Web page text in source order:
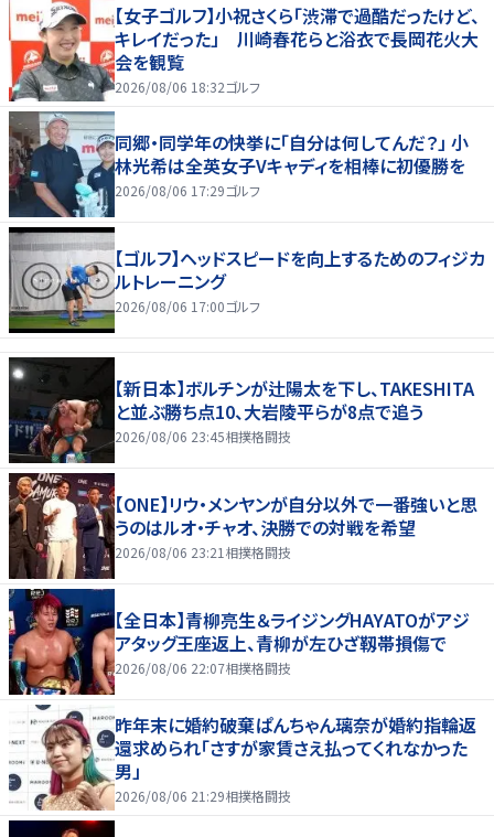
【女子ゴルフ】小祝さくら「渋滞で過酷だったけど、
キレイだった」 川崎春花らと浴衣で長岡花火大
会を観覧
2026/08/06 18:32ゴルフ
同郷・同学年の快挙に「自分は何してんだ？」 小
林光希は全英女子Vキャディを相棒に初優勝を
2026/08/06 17:29ゴルフ
【ゴルフ】ヘッドスピードを向上するためのフィジカ
ルトレーニング
2026/08/06 17:00ゴルフ
【新日本】ボルチンが辻陽太を下し、TAKESHITA
と並ぶ勝ち点10、大岩陵平らが8点で追う
2026/08/06 23:45相撲格闘技
【ONE】リウ・メンヤンが自分以外で一番強いと思
うのはルオ・チャオ、決勝での対戦を希望
2026/08/06 23:21 相撲格闘技
【全日本】青柳亮生＆ライジングHAYATOがアジ
アタッグ王座返上、青柳が左ひざ靱帯損傷で
2026/08/06 22:07相撲格闘技
昨年末に婚約破棄ぱんちゃん璃奈が婚約指輪返
還求められ「さすが家賃さえ払ってくれなかった
男」
2026/08/06 21:29相撲格闘技